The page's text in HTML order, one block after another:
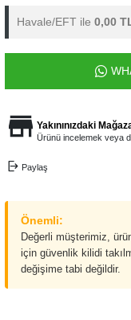
Havale/EFT ile 0,00
Yakınınızdaki
Ürünü incelemek veya
Paylaş
Önemli:
Değerli müşterimiz,
için güvenlik kilidi
değişime tabi değildir.